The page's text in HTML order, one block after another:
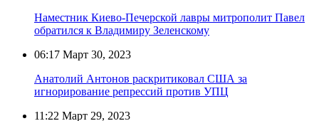
Наместник Киево-Печерской лавры митрополит Павел
обратился к Владимиру Зеленскому
06:17 Март 30, 2023
Анатолий Антонов раскритиковал США за
игнорирование репрессий против УПЦ
11:22 Март 29, 2023